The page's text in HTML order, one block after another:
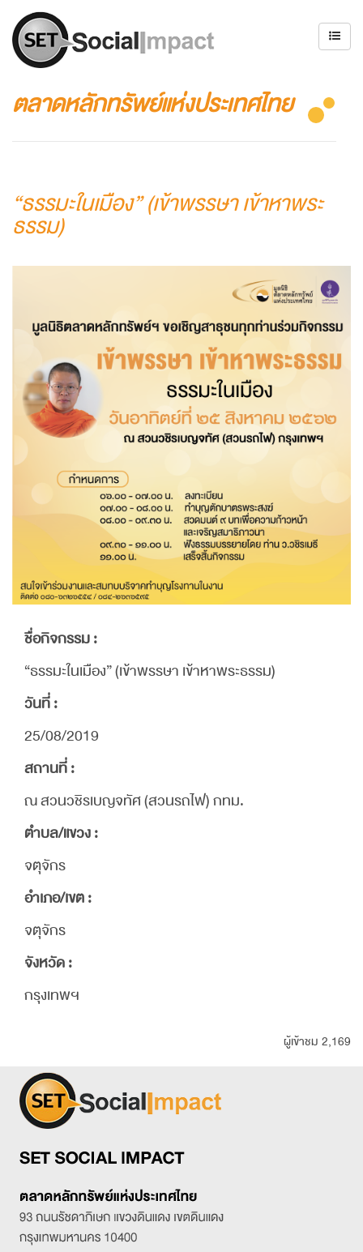
ตลาดหลักทรัพย์แห่งประเทศไทย
“ธรรมะในเมือง” (เข้าพรรษา เข้าหาพระ
ธรรม)
ชื่อกิจกรรม :
“ธรรมะในเมือง” (เข้าพรรษา เข้าหาพระธรรม)
วันที่ :
25/08/2019
สถานที่ :
ณ สวนวชิรเบญจทัศ (สวนรถไฟ) กทม.
ตำบล/แขวง :
จตุจักร
อำเภอ/เขต :
จตุจักร
จังหวัด :
กรุงเทพฯ
ผู้เข้าชม 2,169